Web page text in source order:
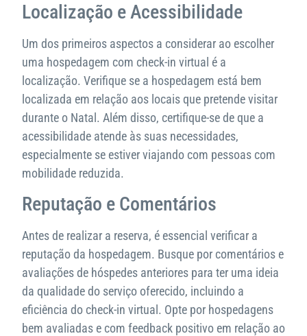
Localização e Acessibilidade
Um dos primeiros aspectos a considerar ao escolher
uma hospedagem com check-in virtual é a
localização. Verifique se a hospedagem está bem
localizada em relação aos locais que pretende visitar
durante o Natal. Além disso, certifique-se de que a
acessibilidade atende às suas necessidades,
especialmente se estiver viajando com pessoas com
mobilidade reduzida.
Reputação e Comentários
Antes de realizar a reserva, é essencial verificar a
reputação da hospedagem. Busque por comentários e
avaliações de hóspedes anteriores para ter uma ideia
da qualidade do serviço oferecido, incluindo a
eficiência do check-in virtual. Opte por hospedagens
bem avaliadas e com feedback positivo em relação ao